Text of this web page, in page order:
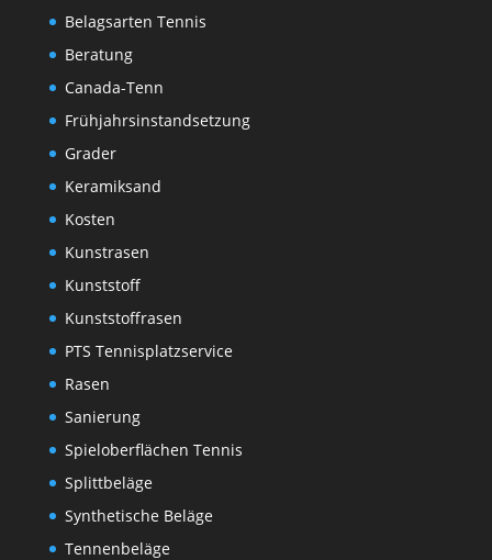
Belagsarten Tennis
Beratung
Canada-Tenn
Frühjahrsinstandsetzung
Grader
Keramiksand
Kosten
Kunstrasen
Kunststoff
Kunststoffrasen
PTS Tennisplatzservice
Rasen
Sanierung
Spieloberflächen Tennis
Splittbeläge
Synthetische Beläge
Tennenbeläge